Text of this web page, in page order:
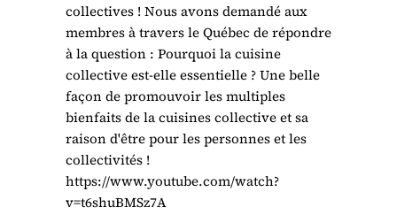
collectives ! Nous avons demandé aux
membres à travers le Québec de répondre
à la question : Pourquoi la cuisine
collective est-elle essentielle ? Une belle
façon de promouvoir les multiples
bienfaits de la cuisines collective et sa
raison d'être pour les personnes et les
collectivités !
https://www.youtube.com/watch?
v=t6shuBMSz7A